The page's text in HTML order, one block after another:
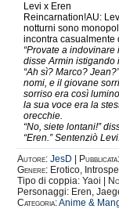
Levi x Eren
Reincarnation!AU:
notturni sono
incontra casualmente
“Provate a
disse Armin istigando
“Ah sì? Marco?
nomi, e il giovane
sorriso era così
la sua voce era la
orecchie.
“No, siete lontani!”
“Eren.” Sentenziò Levi.
Autore: JesD Pubblicata:
Genere: Erotico,
Tipo di coppia: Yaoi |
Personaggi: Eren,
Categoria:Anime &